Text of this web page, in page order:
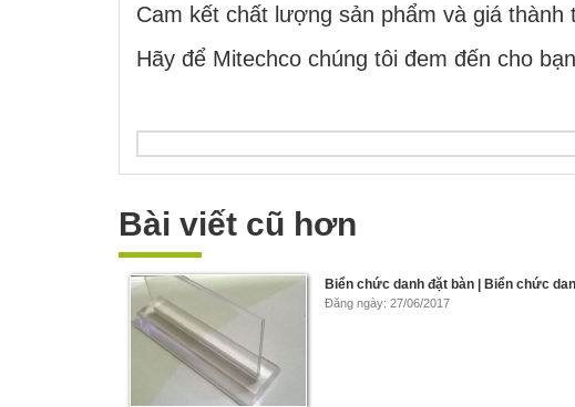
Cam kết chất lượng sản phẩm và giá thành
Hãy để Mitechco chúng tôi đem đến cho
Bài viết cũ hơn
Biển chức danh đặt bàn | Biển chức
Đăng ngày: 27/06/2017